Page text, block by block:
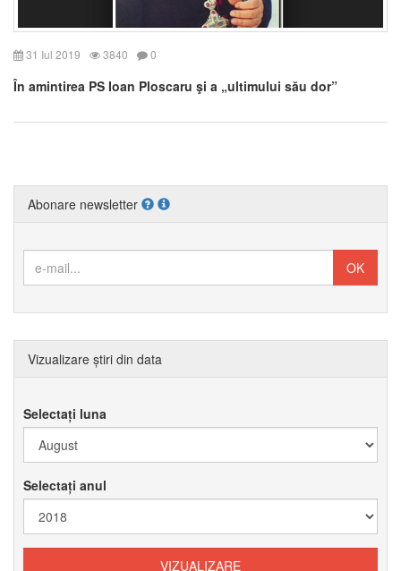
31 Iul 2019 3840 0
În amintirea PS Ioan Ploscaru şi a „ultimului său dor”
Abonare newsletter
Vizualizare știri din data
Selectați luna
Selectați anul